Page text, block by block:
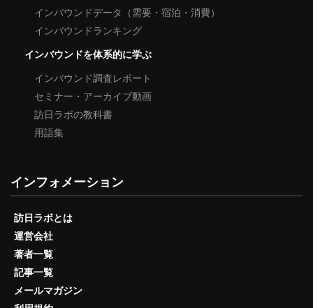
インバウンドデータ（需要・宿泊・消費）
インバウンドランキング
インバウンドを体系的に学ぶ
インバウンド調査レポート
セミナー・アーカイブ動画
訪日ラボの教科書
用語集
インフォメーション
訪日ラボとは
運営会社
著者一覧
記事一覧
メールマガジン